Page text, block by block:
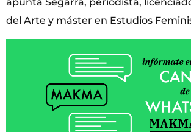
apunta Segarra, periodista,
del Arte y máster en Estudios